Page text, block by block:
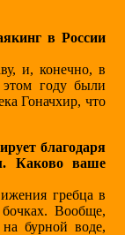
в России
и, конечно, в
этом году были
Гоначхир, что
благодаря
Каково ваше
гребца в
Вообще,
бурной воде,